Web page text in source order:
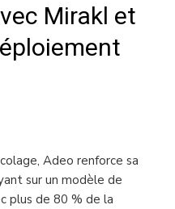
Mirakl et
Adeo renforce sa
sur un modèle de
plus de 80 % de la